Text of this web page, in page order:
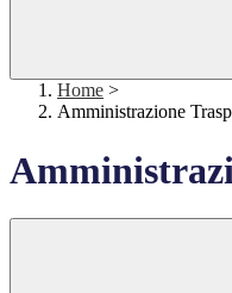
Home >
Amministrazione